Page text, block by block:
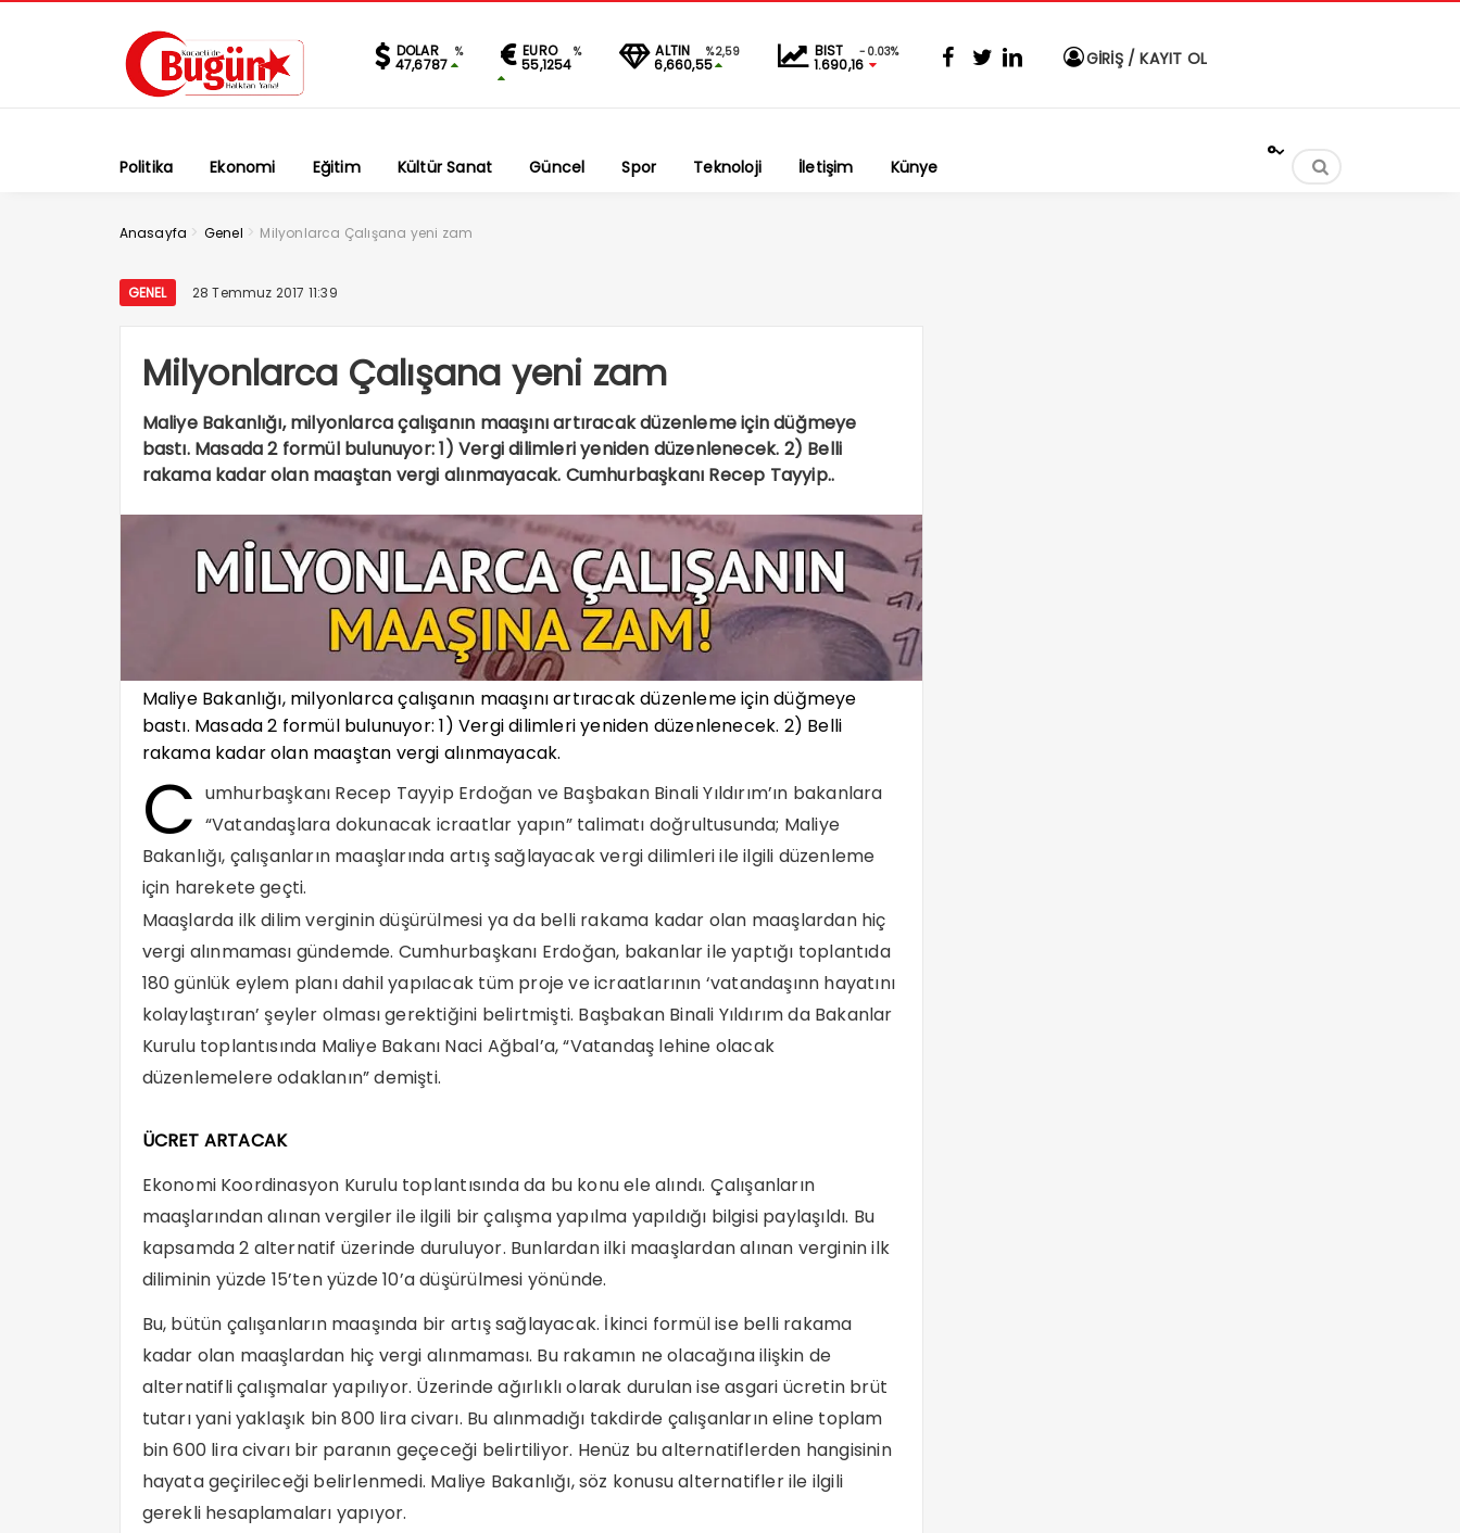
DOLAR %
47,6787
EURO %
55,1254
ALTIN %2,59
6,660,55
BIST -0.03%
1.690,16 GİRİŞ / KAYIT OL
Politika Ekonomi Eğitim Kültür Sanat Güncel Spor Teknoloji İletişim Künye
°
Anasayfa > Genel > Milyonlarca Çalışana yeni zam
GENEL 28 Temmuz 2017 11:39
Milyonlarca Çalışana yeni zam
Maliye Bakanlığı, milyonlarca çalışanın maaşını artıracak düzenleme için düğmeye
bastı. Masada 2 formül bulunuyor: 1) Vergi dilimleri yeniden düzenlenecek. 2) Belli
rakama kadar olan maaştan vergi alınmayacak. Cumhurbaşkanı Recep Tayyip..
Maliye Bakanlığı, milyonlarca çalışanın maaşını artıracak düzenleme için düğmeye
bastı. Masada 2 formül bulunuyor: 1) Vergi dilimleri yeniden düzenlenecek. 2) Belli
rakama kadar olan maaştan vergi alınmayacak.
C umhurbaşkanı Recep Tayyip Erdoğan ve Başbakan Binali Yıldırım’ın bakanlara
“Vatandaşlara dokunacak icraatlar yapın” talimatı doğrultusunda; Maliye
Bakanlığı, çalışanların maaşlarında artış sağlayacak vergi dilimleri ile ilgili düzenleme
için harekete geçti.
Maaşlarda ilk dilim verginin düşürülmesi ya da belli rakama kadar olan maaşlardan hiç
vergi alınmaması gündemde. Cumhurbaşkanı Erdoğan, bakanlar ile yaptığı toplantıda
180 günlük eylem planı dahil yapılacak tüm proje ve icraatlarının ‘vatandaşınn hayatını
kolaylaştıran’ şeyler olması gerektiğini belirtmişti. Başbakan Binali Yıldırım da Bakanlar
Kurulu toplantısında Maliye Bakanı Naci Ağbal’a, “Vatandaş lehine olacak
düzenlemelere odaklanın” demişti.
ÜCRET ARTACAK
Ekonomi Koordinasyon Kurulu toplantısında da bu konu ele alındı. Çalışanların
maaşlarından alınan vergiler ile ilgili bir çalışma yapılma yapıldığı bilgisi paylaşıldı. Bu
kapsamda 2 alternatif üzerinde duruluyor. Bunlardan ilki maaşlardan alınan verginin ilk
diliminin yüzde 15’ten yüzde 10’a düşürülmesi yönünde.
Bu, bütün çalışanların maaşında bir artış sağlayacak. İkinci formül ise belli rakama
kadar olan maaşlardan hiç vergi alınmaması. Bu rakamın ne olacağına ilişkin de
alternatifli çalışmalar yapılıyor. Üzerinde ağırlıklı olarak durulan ise asgari ücretin brüt
tutarı yani yaklaşık bin 800 lira civarı. Bu alınmadığı takdirde çalışanların eline toplam
bin 600 lira civarı bir paranın geçeceği belirtiliyor. Henüz bu alternatiflerden hangisinin
hayata geçirileceği belirlenmedi. Maliye Bakanlığı, söz konusu alternatifler ile ilgili
gerekli hesaplamaları yapıyor.